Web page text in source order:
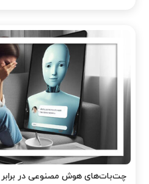
چت‌بات‌های هوش مصنوعی در برابر